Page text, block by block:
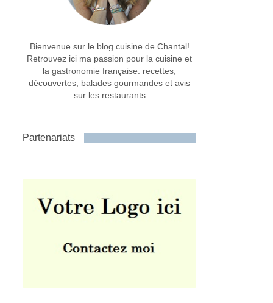
Bienvenue sur le blog cuisine de Chantal!
Retrouvez ici ma passion pour la cuisine et
la gastronomie française: recettes,
découvertes, balades gourmandes et avis
sur les restaurants
Partenariats